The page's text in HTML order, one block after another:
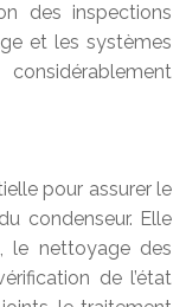
des inspections
et les systèmes
pour assurer le
condenseur. Elle
le nettoyage des
de l’état